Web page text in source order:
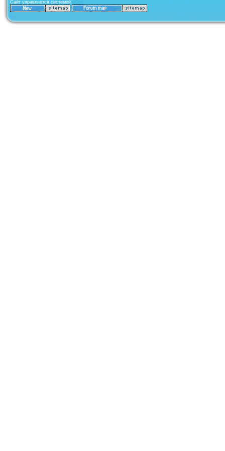
Сайт управляется системой